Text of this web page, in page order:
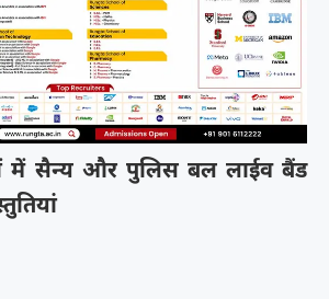
में सैन्य और पुलिस बल लाईव बैंड